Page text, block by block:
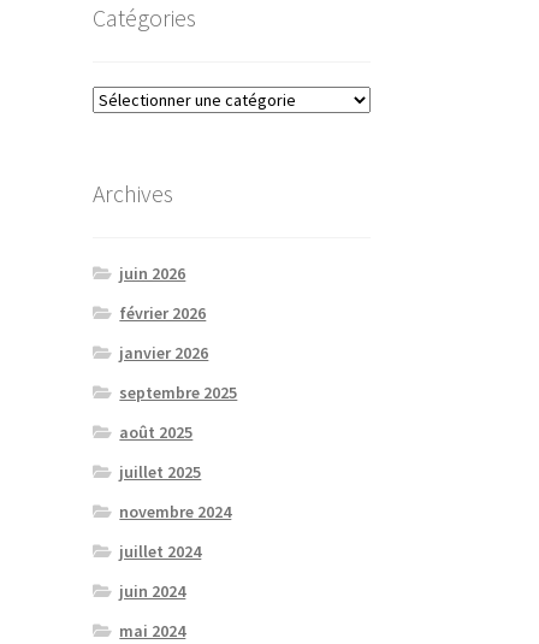
Catégories
Catégories
Archives
juin 2026
février 2026
janvier 2026
septembre 2025
août 2025
juillet 2025
novembre 2024
juillet 2024
juin 2024
mai 2024